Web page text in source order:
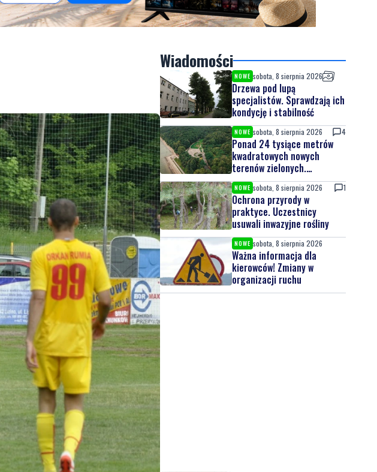
Wiadomości
NOWE sobota, 8 sierpnia 2026
Drzewa pod lupą
specjalistów. Sprawdzają ich
kondycję i stabilność
NOWE sobota, 8 sierpnia 2026 4
Ponad 24 tysiące metrów
kwadratowych nowych
terenów zielonych.
Powstanie nowa przestrzeń
do wypoczynku
NOWE sobota, 8 sierpnia 2026 1
Ochrona przyrody w
praktyce. Uczestnicy
usuwali inwazyjne rośliny
NOWE sobota, 8 sierpnia 2026
Ważna informacja dla
kierowców! Zmiany w
organizacji ruchu